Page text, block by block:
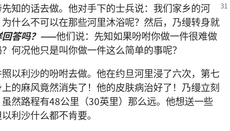
先知的话去做。 他对手下的士兵说： 我们家乡的河
为什么不可以在那些河里沐浴呢？ 然后， 乃缦转身就
回答吗？——他们说： 先知如果吩咐你做一件很难做
？ 何况他只是叫你做一件这么简单的事呢？
照以利沙的吩咐去做。 他在约旦河里浸了六次， 第七
的麻风竟然消失了！ 他的皮肤病治好了！ 乃缦立刻
虽然路程有48公里 （30英里） 那么远。 他想送一些
以利沙什么都不肯要。